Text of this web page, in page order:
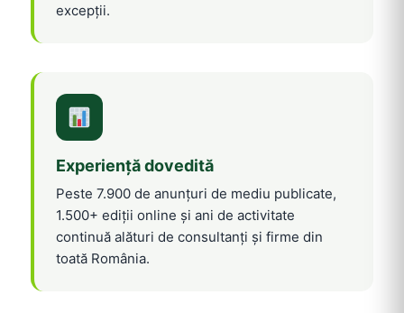
excepții.
Experiență dovedită
Peste 7.900 de anunțuri de mediu publicate,
1.500+ ediții online și ani de activitate
continuă alături de consultanți și firme din
toată România.